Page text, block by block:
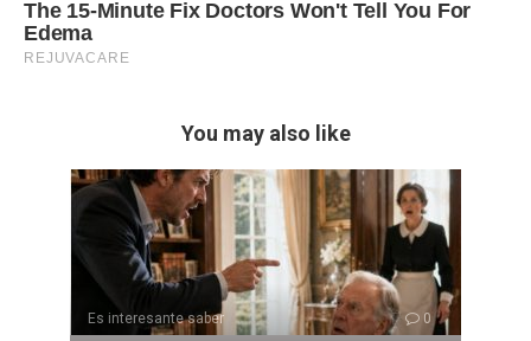
You may also like
Es interesante saber 0